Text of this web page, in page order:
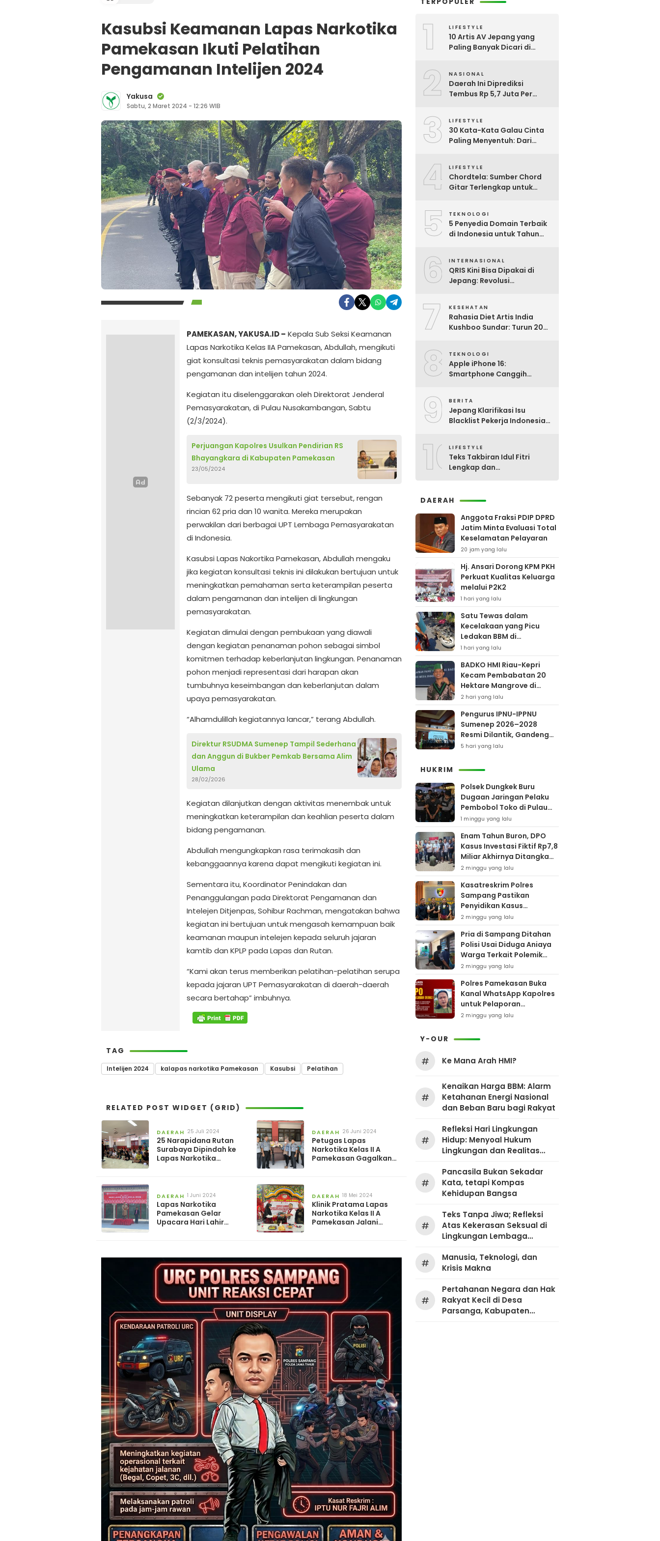
Kasubsi Keamanan Lapas Narkotika
Pamekasan Ikuti Pelatihan
Pengamanan Intelijen 2024
Yakusa
Sabtu, 2 Maret 2024 - 12:26 WIB
PAMEKASAN, YAKUSA.ID – Kepala Sub Seksi Keamanan
Lapas Narkotika Kelas IIA Pamekasan, Abdullah, mengikuti
giat konsultasi teknis pemasyarakatan dalam bidang
pengamanan dan intelijen tahun 2024.
Kegiatan itu diselenggarakan oleh Direktorat Jenderal
Pemasyarakatan, di Pulau Nusakambangan, Sabtu
(2/3/2024).
Perjuangan Kapolres Usulkan Pendirian RS
Bhayangkara di Kabupaten Pamekasan
23/05/2024
Sebanyak 72 peserta mengikuti giat tersebut, rengan
rincian 62 pria dan 10 wanita. Mereka merupakan
perwakilan dari berbagai UPT Lembaga Pemasyarakatan
di Indonesia.
Kasubsi Lapas Nakortika Pamekasan, Abdullah mengaku
jika kegiatan konsultasi teknis ini dilakukan bertujuan untuk
meningkatkan pemahaman serta keterampilan peserta
dalam pengamanan dan intelijen di lingkungan
pemasyarakatan.
Kegiatan dimulai dengan pembukaan yang diawali
dengan kegiatan penanaman pohon sebagai simbol
komitmen terhadap keberlanjutan lingkungan. Penanaman
pohon menjadi representasi dari harapan akan
tumbuhnya keseimbangan dan keberlanjutan dalam
upaya pemasyarakatan.
“Alhamdulillah kegiatannya lancar,” terang Abdullah.
Direktur RSUDMA Sumenep Tampil Sederhana
dan Anggun di Bukber Pemkab Bersama Alim
Ulama
28/02/2026
Kegiatan dilanjutkan dengan aktivitas menembak untuk
meningkatkan keterampilan dan keahlian peserta dalam
bidang pengamanan.
Abdullah mengungkapkan rasa terimakasih dan
kebanggaannya karena dapat mengikuti kegiatan ini.
Sementara itu, Koordinator Penindakan dan
Penanggulangan pada Direktorat Pengamanan dan
Intelejen Ditjenpas, Sohibur Rachman, mengatakan bahwa
kegiatan ini bertujuan untuk mengasah kemampuan baik
keamanan maupun intelejen kepada seluruh jajaran
kamtib dan KPLP pada Lapas dan Rutan.
“Kami akan terus memberikan pelatihan-pelatihan serupa
kepada jajaran UPT Pemasyarakatan di daerah-daerah
secara bertahap” imbuhnya.
TAG
Intelijen 2024 kalapas narkotika Pamekasan Kasubsi Pelatihan
RELATED POST WIDGET (GRID)
DAERAH 25 Juli 2024
25 Narapidana Rutan
Surabaya Dipindah ke
Lapas Narkotika
DAERAH 26 Juni 2024
Petugas Lapas
Narkotika Kelas II A
Pamekasan Gagalkan
DAERAH 1 Juni 2024
Lapas Narkotika
Pamekasan Gelar
Upacara Hari Lahir
DAERAH 18 Mei 2024
Klinik Pratama Lapas
Narkotika Kelas II A
Pamekasan Jalani
1 LIFESTYLE
10 Artis AV Jepang yang
Paling Banyak Dicari di
2 NASIONAL
Daerah Ini Diprediksi
Tembus Rp 5,7 Juta Per
Upah Minimum 2026
3 LIFESTYLE
30 Kata-Kata Galau Cinta
Paling Menyentuh: Dari
4 LIFESTYLE
Chordtela: Sumber Chord
Gitar Terlengkap untuk
5 TEKNOLOGI
5 Penyedia Domain Terbaik
di Indonesia untuk Tahun
6 INTERNASIONAL
QRIS Kini Bisa Dipakai di
Jepang: Revolusi
7 KESEHATAN
Rahasia Diet Artis India
Kushboo Sundar: Turun 20
8 TEKNOLOGI
Apple iPhone 16:
Smartphone Canggih
9 BERITA
Jepang Klarifikasi Isu
Blacklist Pekerja Indonesia,
10LIFESTYLE
Teks Takbiran Idul Fitri
Lengkap dan
DAERAH
Anggota Fraksi PDIP DPRD
Jatim Minta Evaluasi Total
Keselamatan Pelayaran
20 jam yang lalu
Hj. Ansari Dorong KPM PKH
Perkuat Kualitas Keluarga
melalui P2K2
1 hari yang lalu
Satu Tewas dalam
Kecelakaan yang Picu
Ledakan BBM di
Pamekasan
1 hari yang lalu
BADKO HMI Riau-Kepri
Kecam Pembabatan 20
Hektare Mangrove di
Bengkalis
2 hari yang lalu
Pengurus IPNU-IPPNU
Sumenep 2026–2028
Resmi Dilantik, Gandeng
Kampus Lewat Program
5 hari yang lalu
HUKRIM
Polsek Dungkek Buru
Dugaan Jaringan Pelaku
Pembobol Toko di Pulau
Gili Iyang
1 minggu yang lalu
Enam Tahun Buron, DPO
Kasus Investasi Fiktif Rp7,8
Miliar Akhirnya Ditangkap
Polres Pamekasan
2 minggu yang lalu
Kasatreskrim Polres
Sampang Pastikan
Penyidikan Kasus
Rudapaksa Anak Berjalan
Sesuai Fakta Hukum
2 minggu yang lalu
Pria di Sampang Ditahan
Polisi Usai Diduga Aniaya
Warga Terkait Polemik
Bansos
2 minggu yang lalu
Polres Pamekasan Buka
Kanal WhatsApp Kapolres
untuk Pelaporan
Keberadaan DPO AEF
2 minggu yang lalu
Y-OUR
# Ke Mana Arah HMI?
#
Kenaikan Harga BBM: Alarm
Ketahanan Energi Nasional
dan Beban Baru bagi Rakyat
#
Refleksi Hari Lingkungan
Hidup: Menyoal Hukum
Lingkungan dan Realitas
#
Pancasila Bukan Sekadar
Kata, tetapi Kompas
Kehidupan Bangsa
#
Teks Tanpa Jiwa; Refleksi
Atas Kekerasan Seksual di
Lingkungan Lembaga
#
Manusia, Teknologi, dan
Krisis Makna
#
Pertahanan Negara dan Hak
Rakyat Kecil di Desa
Parsanga, Kabupaten